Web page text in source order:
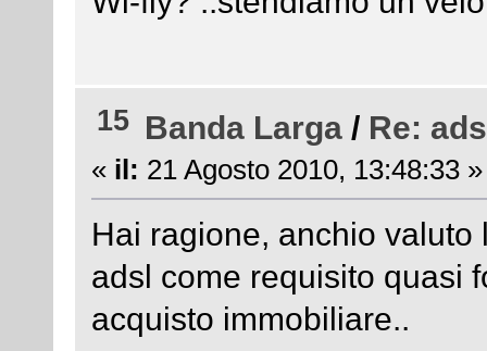
15 Banda Larga / Re:
« il: 21 Agosto 2010, 13:48:33 »
Hai ragione, anchio
adsl come requisito quasi
acquisto immobiliare..